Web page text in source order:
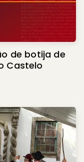
de botija de
Castelo